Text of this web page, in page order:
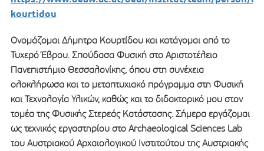
kourtidou
Ονομάζομαι Δήμητρα Κουρτίδου και κατάγομαι από το
Τυχερό Έβρου. Σπούδασα Φυσική στο Αριστοτέλειο
Πανεπιστήμιο Θεσσαλονίκης, όπου στη συνέχεια
ολοκλήρωσα και το μεταπτυχιακό πρόγραμμα στη Φυσική
και Τεχνολογία Υλικών, καθώς και το διδακτορικό μου στον
τομέα της Φυσικής Στερεάς Κατάστασης. Σήμερα εργάζομαι
ως τεχνικός εργαστηρίου στο Archaeological Sciences Lab
του Αυστριακού Αρχαιολογικού Ινστιτούτου της Αυστριακής